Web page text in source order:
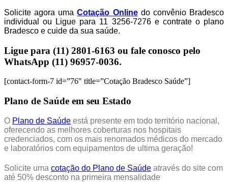
Solicite agora umaCotação Onlinedo convênio Bradesco
individual ou Ligue para 11 3256-7276 e contrate o plano
Bradesco e cuide da sua saúde.
Ligue para (11) 2801-6163 ou fale conosco pelo
WhatsApp (11) 96957-0036.
[contact-form-7 id=”76″ title=”Cotação Bradesco Saúde”]
Plano de Saúde em seu Estado
O Plano de Saúde está presente em todo território nacional,
oferecendo as melhores coberturas nos hospitais
credenciados, com os mais renomados médicos do mercado
e laboratórios com equipamentos de ultima geração!
Solicite uma cotação do Plano de Saúde através do site com
até 50% desconto na primeira mensalidade